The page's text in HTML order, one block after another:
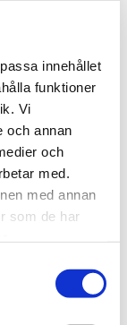
innehållet
funktioner
Vi
och annan
och
med.
med annan
som de har